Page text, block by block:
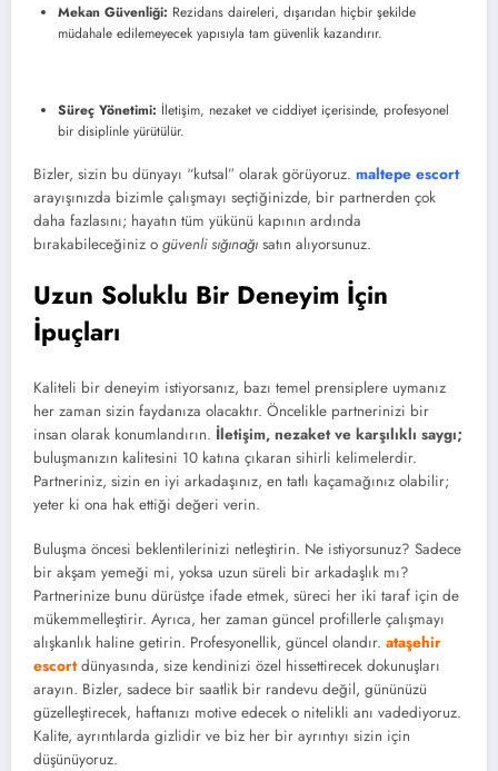
Mekan Güvenliği: Rezidans daireleri, dışarıdan hiçbir şekilde
müdahale edilemeyecek yapısıyla tam güvenlik kazandırır.
Süreç Yönetimi: İletişim, nezaket ve ciddiyet içerisinde, profesyonel
bir disiplinle yürütülür.
Bizler, sizin bu dünyayı “kutsal” olarak görüyoruz. maltepe escort
arayışınızda bizimle çalışmayı seçtiğinizde, bir partnerden çok
daha fazlasını; hayatın tüm yükünü kapının ardında
bırakabileceğiniz o güvenli sığınağı satın alıyorsunuz.
Uzun Soluklu Bir Deneyim İçin
İpuçları
Kaliteli bir deneyim istiyorsanız, bazı temel prensiplere uymanız
her zaman sizin faydanıza olacaktır. Öncelikle partnerinizi bir
insan olarak konumlandırın. İletişim, nezaket ve karşılıklı saygı;
buluşmanızın kalitesini 10 katına çıkaran sihirli kelimelerdir.
Partneriniz, sizin en iyi arkadaşınız, en tatlı kaçamağınız olabilir;
yeter ki ona hak ettiği değeri verin.
Buluşma öncesi beklentilerinizi netleştirin. Ne istiyorsunuz? Sadece
bir akşam yemeği mi, yoksa uzun süreli bir arkadaşlık mı?
Partnerinize bunu dürüstçe ifade etmek, süreci her iki taraf için de
mükemmelleştirir. Ayrıca, her zaman güncel profillerle çalışmayı
alışkanlık haline getirin. Profesyonellik, güncel olandır. ataşehir
escortdünyasında, size kendinizi özel hissettirecek dokunuşları
arayın. Bizler, sadece bir saatlik bir randevu değil, gününüzü
güzelleştirecek, haftanızı motive edecek o nitelikli anı vadediyoruz.
Kalite, ayrıntılarda gizlidir ve biz her bir ayrıntıyı sizin için
düşünüyoruz.